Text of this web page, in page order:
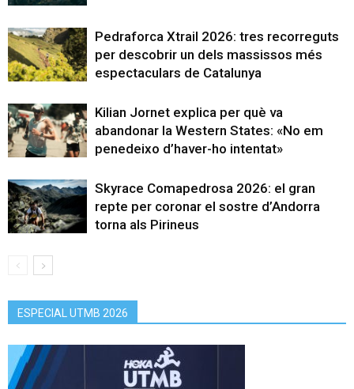
Pedraforca Xtrail 2026: tres recorreguts
per descobrir un dels massissos més
espectaculars de Catalunya
Kilian Jornet explica per què va
abandonar la Western States: «No em
penedeixo d’haver-ho intentat»
Skyrace Comapedrosa 2026: el gran
repte per coronar el sostre d’Andorra
torna als Pirineus
ESPECIAL UTMB 2026